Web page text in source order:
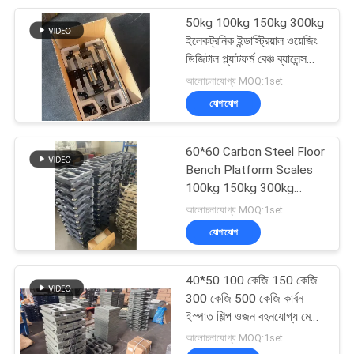
ওয়্যারলেস লোড সেল
21
ডিজিটাল ওজন নির্দেশক
50kg 100kg 150kg 300kg
ইলেকট্রনিক ইন্ডাস্ট্রিয়াল ওয়েজিং
ডিজিটাল প্ল্যাটফর্ম বেঞ্চ ব্যালেন্স
স্কেল
আলোচনাযোগ্য MOQ:1set
যোগাযোগ
60*60 Carbon Steel Floor
Bench Platform Scales
100kg 150kg 300kg
500kg
আলোচনাযোগ্য MOQ:1set
যোগাযোগ
40*50 100 কেজি 150 কেজি
300 কেজি 500 কেজি কার্বন
ইস্পাত শিল্প ওজন বহনযোগ্য মেঝে
বেঞ্চ প্ল্যাটফর্ম স্কেল
আলোচনাযোগ্য MOQ:1set